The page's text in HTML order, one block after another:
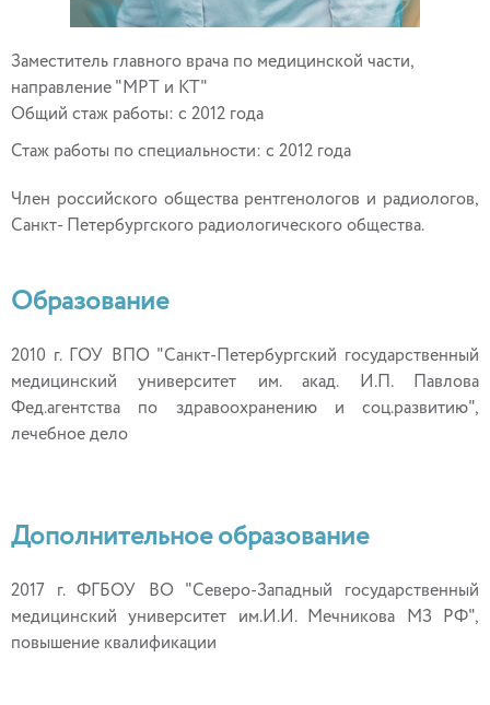
Заместитель главного врача по медицинской части,
направление "МРТ и КТ"
Общий стаж работы: с 2012 года
Стаж работы по специальности: с 2012 года
Член российского общества рентгенологов и радиологов,
Санкт- Петербургского радиологического общества.
Образование
2010 г. ГОУ ВПО "Санкт-Петербургский государственный
медицинский университет им. акад. И.П. Павлова
Фед.агентства по здравоохранению и соц.развитию",
лечебное дело
Дополнительное образование
2017 г. ФГБОУ ВО "Северо-Западный государственный
медицинский университет им.И.И. Мечникова МЗ РФ",
повышение квалификации